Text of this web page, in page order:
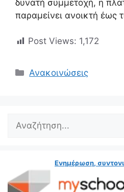
δυνατή συμμετοχή, η
παραμείνει ανοικτή έως
Post Views: 1,172
Κατηγορίες
Ανακοινώσεις
Search
Ενημέρωση,